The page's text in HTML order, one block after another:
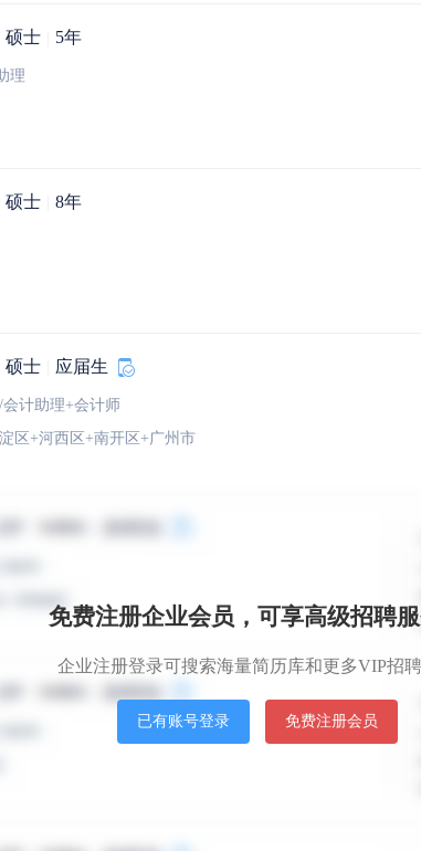
硕士 5年
理
硕士 8年
硕士 应届生
计助理+会计师
区+河西区+南开区+广州市
免费注册企业会员，可享高级招聘服
企业注册登录可搜索海量简历库和更多VIP招
已有账号登录 免费注册会员